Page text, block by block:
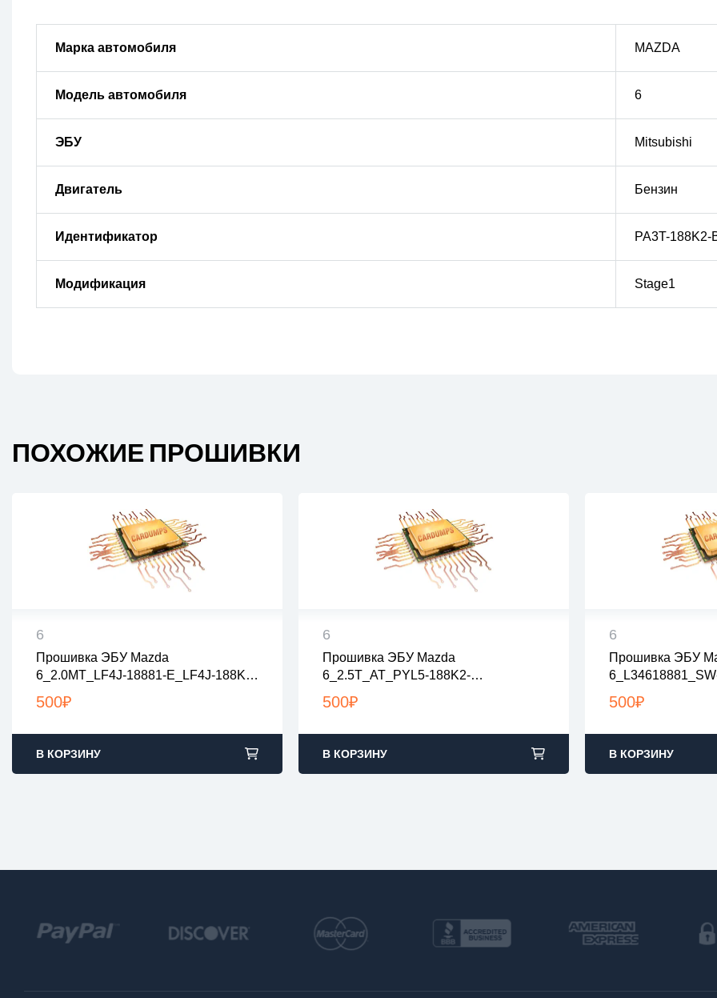
Марка автомобиля MAZDA
Модель автомобиля 6
ЭБУ Mitsubishi
Двигатель Бензин
Идентификатор PA3T-188K2-
Модификация Stage1
ПОХОЖИЕ ПРОШИВКИ
6
Прошивка ЭБУ Mazda
6_2.0MT_LF4J-18881-E_LF4J-188K1-
E_LF4JEE0WZ02_Stage1_nolambda
500₽
все файлы проверены на вирусы
все файлы в архивах zip или rar
загрузка с 9:00-22:00 по Москве
В КОРЗИНУ
6
Прошивка ЭБУ Mazda
6_2.5T_AT_PYL5-188K2-
18881_PYFN-188K1_Stage1
500₽
все файлы проверены на вирусы
все файлы в архивах zip или rar
загрузка с 9:00-22:00 по Москве
В КОРЗИНУ
6
Прошивка ЭБУ
500₽
все файлы
все файлы в
загрузка с 9:00-
В КОРЗИНУ